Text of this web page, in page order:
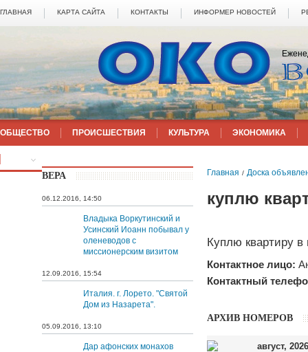
ГЛАВНАЯ КАРТА САЙТА КОНТАКТЫ ИНФОРМЕР НОВОСТЕЙ
ОБЩЕСТВО ПРОИСШЕСТВИЯ КУЛЬТУРА ЭКОНОМИКА
ВЕРА
06.12.2016, 14:50
Владыка Воркутинский и
Усинский Иоанн побывал у
оленеводов с
миссионерским визитом
12.09.2016, 15:54
Италия. г. Лорето. "Святой
Дом из Назарета".
05.09.2016, 13:10
Дар афонских монахов
Главная / Доска
куплю
Куплю квартиру в
Контактное лицо:
Контактный
АРХИВ НОМЕРОВ
август, 2026